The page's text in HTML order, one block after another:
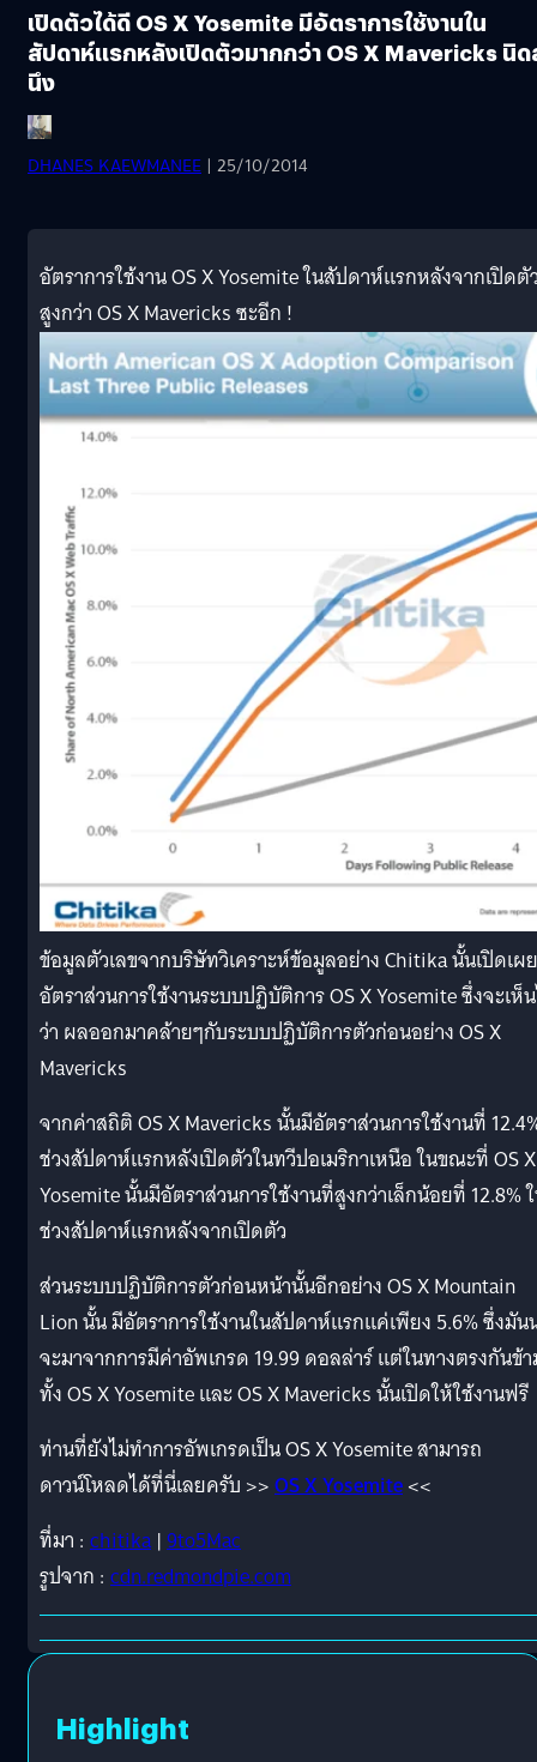
เปิดตัวได้ดี OS X Yosemite มีอัตราการใช้งานใน
สัปดาห์แรกหลังเปิดตัวมากกว่า OS X Mavericks นิ
นึง
DHANES KAEWMANEE | 25/10/2014
อัตราการใช้งาน OS X Yosemite ในสัปดาห์แรกหลังจากเปิดตั
สูงกว่า OS X Mavericks ซะอีก !
ข้อมูลตัวเลขจากบริษัทวิเคราะห์ข้อมูลอย่าง Chitika นั้นเปิดเผย
อัตราส่วนการใช้งานระบบปฏิบัติการ OS X Yosemite ซึ่งจะเห็
ว่า ผลออกมาคล้ายๆกับระบบปฏิบัติการตัวก่อนอย่าง OS X
Mavericks
จากค่าสถิติ OS X Mavericks นั้นมีอัตราส่วนการใช้งานที่
ช่วงสัปดาห์แรกหลังเปิดตัวในทวีปอเมริกาเหนือ ในขณะที่ OS X
Yosemite นั้นมีอัตราส่วนการใช้งานที่สูงกว่าเล็กน้อยที่ 12.8%
ช่วงสัปดาห์แรกหลังจากเปิดตัว
ส่วนระบบปฏิบัติการตัวก่อนหน้านั้นอีกอย่าง OS X Mountain
Lion นั้น มีอัตราการใช้งานในสัปดาห์แรกแค่เพียง 5.6% ซึ่งมัน
จะมาจากการมีค่าอัพเกรด 19.99 ดอลล่าร์ แต่ในทางตรงกันข้
ทั้ง OS X Yosemite และ OS X Mavericks นั้นเปิดให้ใช้งานฟรี
ท่านที่ยังไม่ทำการอัพเกรดเป็น OS X Yosemite สามารถ
ดาวน์โหลดได้ที่นี่เลยครับ >>OS X Yosemite<<
ที่มา : chitika|9to5Mac
รูปจาก : cdn.redmondpie.com
Highlight